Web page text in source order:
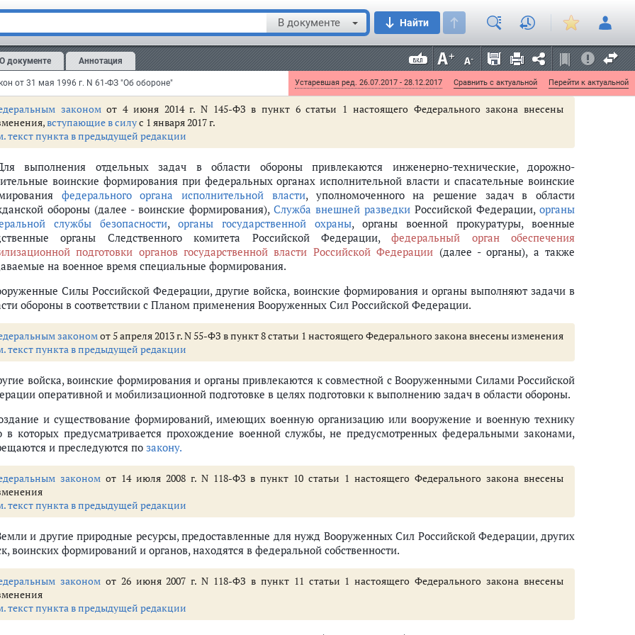
В документе Найти
О документе Аннотация
от 31 мая 1996 г. N 61-ФЗ "Об обороне" Устаревшая ред. 26.07.2017 - 28.12.2017 Сравнить с актуальной Перейти к актуальной
текст пункта в предыдущей редакции
привлекаются войска национальной гвардии Российской Федерации (далее - другие войска).
национальной гвардии РФ см.Федеральный законот 3 июля 2016 г. N 226-ФЗ
закономот 4 июня 2014 г. N 145-ФЗ в пункт 6 статьи 1 настоящего Федерального закона внесены
вступающие в силус 1 января 2017 г.
текст пункта в предыдущей редакции
выполнения отдельных задач в области обороны привлекаются инженерно-технические, дорожно-
воинские формирования при федеральных органах исполнительной власти и спасательные воинские
федерального органа исполнительной власти, уполномоченного на решение задач в области
обороны (далее - воинские формирования), Служба внешней разведки Российской Федерации, органы
службы безопасности, органы государственной охраны, органы военной прокуратуры, военные
органы Следственного комитета Российской Федерации,федеральный орган обеспечения
подготовки органов государственной власти Российской Федерации (далее - органы), а также
на военное время специальные формирования.
Силы Российской Федерации, другие войска, воинские формирования и органы выполняют задачи в
обороны в соответствии с Планом применения Вооруженных Сил Российской Федерации.
закономот 5 апреля 2013 г. N 55-ФЗ в пункт 8 статьи 1 настоящего Федерального закона внесены изменения
текст пункта в предыдущей редакции
войска, воинские формирования и органы привлекаются к совместной с Вооруженными Силами Российской
оперативной и мобилизационной подготовке в целях подготовки к выполнению задач в области обороны.
и существование формирований, имеющих военную организацию или вооружение и военную технику
в которых предусматривается прохождение военной службы, не предусмотренных федеральными законами,
и преследуются по закону.
закономот 14 июля 2008 г. N 118-ФЗ в пункт 10 статьи 1 настоящего Федерального закона внесены
текст пункта в предыдущей редакции
и другие природные ресурсы, предоставленные для нужд Вооруженных Сил Российской Федерации, других
воинских формирований и органов, находятся в федеральной собственности.
закономот 26 июня 2007 г. N 118-ФЗ в пункт 11 статьи 1 настоящего Федерального закона внесены
текст пункта в предыдущей редакции